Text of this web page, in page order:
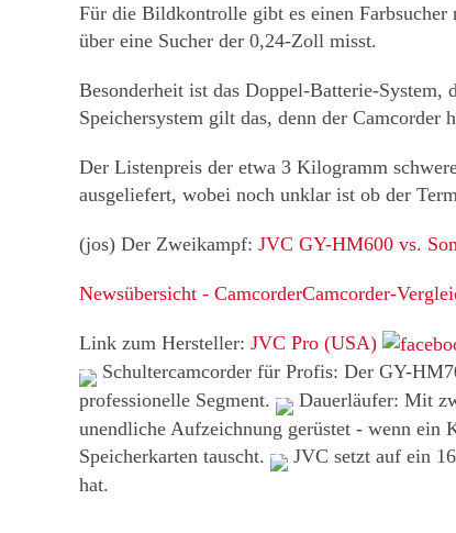
Für die Bildkontrolle gibt es einen
über eine Sucher der 0,24-Zoll misst.
Besonderheit ist das Doppel-Batterie-
Speichersystem gilt das, denn der
Der Listenpreis der etwa 3 Kilogramm
ausgeliefert, wobei noch unklar ist ob der
(jos) Der Zweikampf: JVC GY-HM600 vs.
Newsübersicht - CamcorderCamcorder-
Link zum Hersteller: JVC Pro (USA)
Schultercamcorder für Profis: Der GY-
professionelle Segment.
Dauerläufer: Mit
unendliche Aufzeichnung gerüstet - wenn ein
Speicherkarten tauscht.
JVC setzt auf ein
hat.